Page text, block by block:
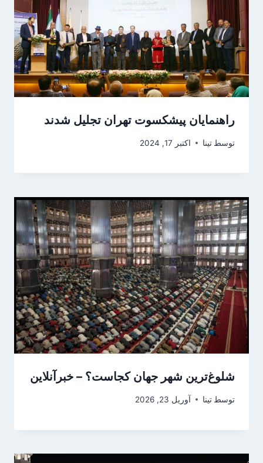
راهنمایان پیشکسوت تهران تجلیل شدند
توسط تینا اکتبر 17, 2024
شلوغ‌ترین شهر جهان کجاست؟ – خبرآنلاین
توسط تینا آوریل 23, 2026